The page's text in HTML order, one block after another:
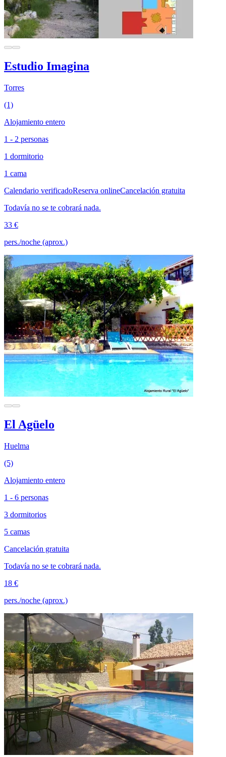
Estudio Imagina
Torres
(1)
Alojamiento entero
1 - 2 personas
1 dormitorio
1 cama
Calendario verificadoReserva onlineCancelación gratuita
Todavía no se te cobrará nada.
33 €
pers./noche (aprox.)
El Agüelo
Huelma
(5)
Alojamiento entero
1 - 6 personas
3 dormitorios
5 camas
Cancelación gratuita
Todavía no se te cobrará nada.
18 €
pers./noche (aprox.)